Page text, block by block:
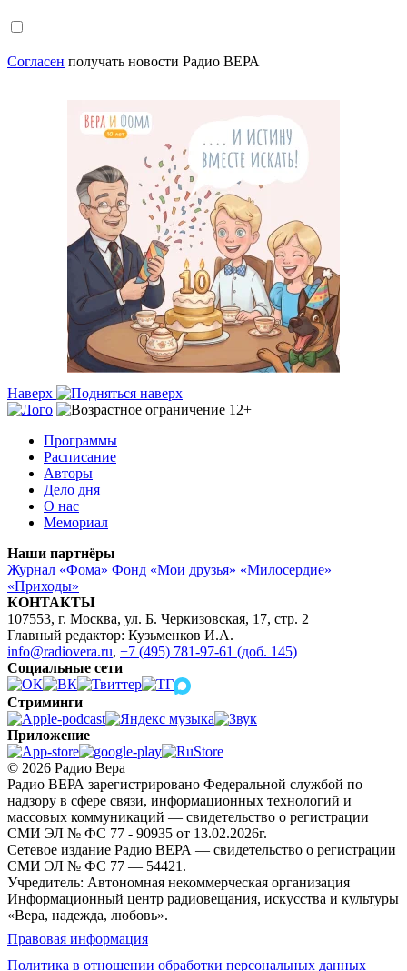
Согласен получать новости Радио ВЕРА
Наверх
Программы
Расписание
Авторы
Дело дня
О нас
Мемориал
Наши партнёры
Журнал «Фома» Фонд «Мои друзья» «Милосердие»
«Приходы»
КОНТАКТЫ
107553, г. Москва, ул. Б. Черкизовская, 17, стр. 2
Главный редактор: Кузьменков И.А.
info@radiovera.ru, +7 (495) 781-97-61 (доб. 145)
Социальные сети
Стриминги
Приложение
© 2026 Радио Вера
Радио ВЕРА зарегистрировано Федеральной службой по
надзору в сфере связи, информационных технологий и
массовых коммуникаций — свидетельство о регистрации
СМИ ЭЛ № ФС 77 - 90935 от 13.02.2026г.
Сетевое издание Радио ВЕРА — свидетельство о регистрации
СМИ ЭЛ № ФС 77 — 54421.
Учредитель: Автономная некоммерческая организация
Информационный центр радиовещания, искусства и культуры
«Вера, надежда, любовь».
Правовая информация
Политика в отношении обработки персональных данных